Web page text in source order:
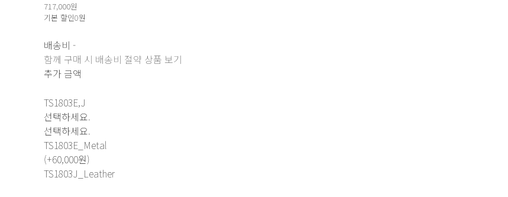
717,000원
기본 할인0원
배송비 -
함께 구매 시 배송비 절약 상품 보기
추가 금액
TS1803E,J
선택하세요.
선택하세요.
TS1803E_Metal
(+60,000원)
TS1803J_Leather